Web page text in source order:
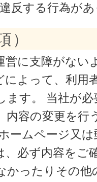
反する行為が
）
営に支障がない
によって、利用
ます。 当社が
内容の変更を行
ームページ又
必ず内容をご
かったりその